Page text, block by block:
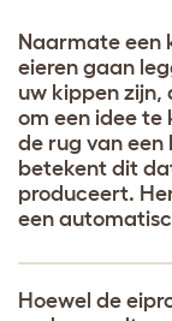
Naarmate een
eieren gaan
uw kippen zijn,
om een idee te
de rug van een
betekent dit
produceert.
een
Hoewel de